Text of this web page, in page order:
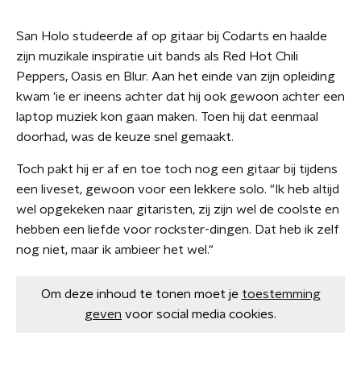
San Holo studeerde af op gitaar bij Codarts en haalde
zijn muzikale inspiratie uit bands als Red Hot Chili
Peppers, Oasis en Blur. Aan het einde van zijn opleiding
kwam 'ie er ineens achter dat hij ook gewoon achter een
laptop muziek kon gaan maken. Toen hij dat eenmaal
doorhad, was de keuze snel gemaakt.
Toch pakt hij er af en toe toch nog een gitaar bij tijdens
een liveset, gewoon voor een lekkere solo. "Ik heb altijd
wel opgekeken naar gitaristen, zij zijn wel de coolste en
hebben een liefde voor rockster-dingen. Dat heb ik zelf
nog niet, maar ik ambieer het wel."
Om deze inhoud te tonen moet je toestemming
geven voor social media cookies.